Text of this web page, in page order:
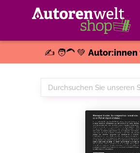
✍️ 🧑‍🦱 💚
Durchsuchen
Sie